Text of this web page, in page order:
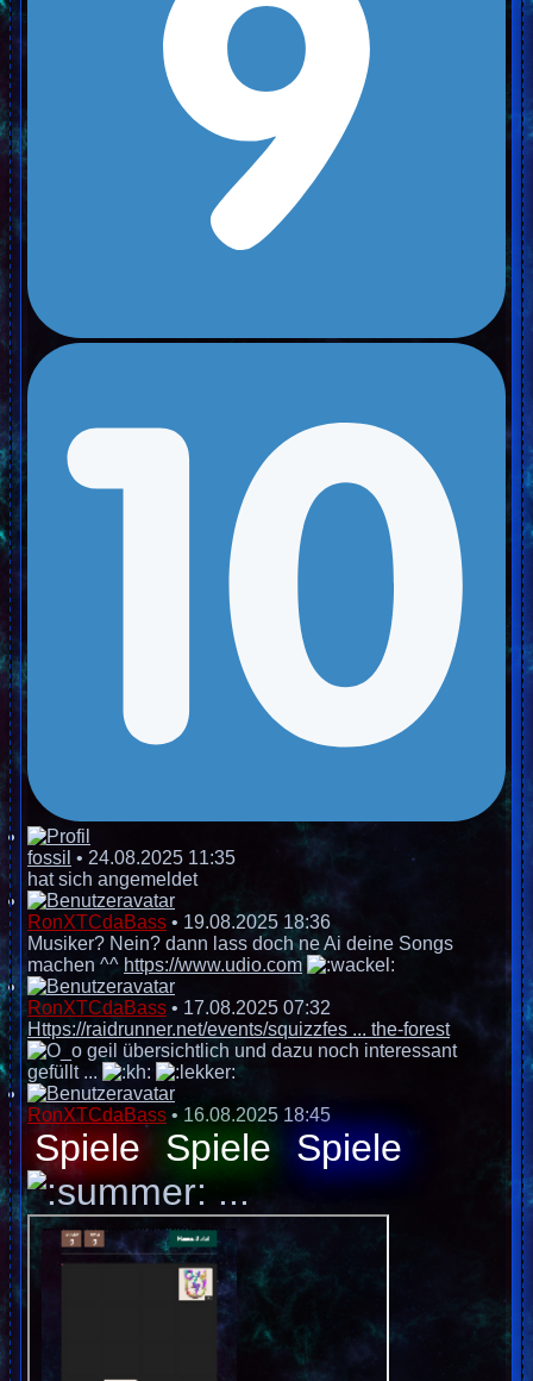
fossil • 24.08.2025 11:35
hat sich angemeldet
RonXTCdaBass • 19.08.2025 18:36
Musiker? Nein? dann lass doch ne Ai deine Songs
machen ^^ https://www.udio.com
RonXTCdaBass • 17.08.2025 07:32
Https://raidrunner.net/events/squizzfes ... the-forest
geil übersichtlich und dazu noch interessant
gefüllt ...
RonXTCdaBass • 16.08.2025 18:45
Spiele Spiele
Spiele
...